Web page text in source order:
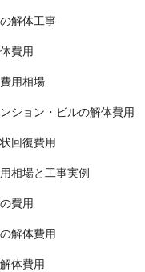
解体工事
費用
用相場
ション・ビルの解体費用
回復費用
相場と工事実例
費用
解体費用
体費用